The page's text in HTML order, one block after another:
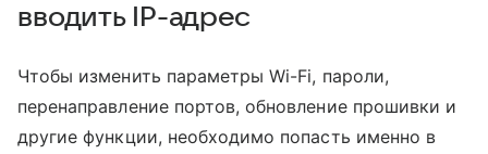
вводить IP-адрес
Чтобы изменить параметры Wi-Fi, пароли,
перенаправление портов, обновление прошивки и
другие функции, необходимо попасть именно в